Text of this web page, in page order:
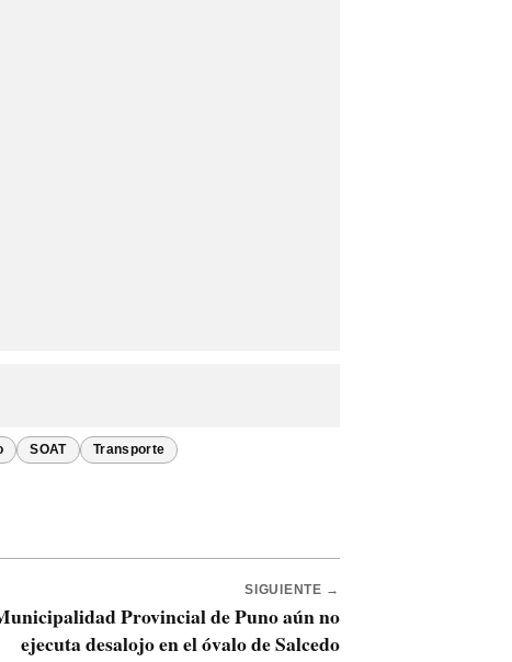
SOAT Transporte
SIGUIENTE →
Provincial de Puno aún no
ejecuta desalojo en el óvalo de Salcedo